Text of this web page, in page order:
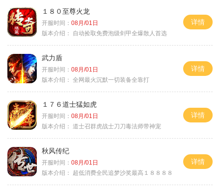
１８０至尊火龙
开服时间： 08月/01日
版本介绍：
自动捡取免费泡级剑甲全爆散人首选
详情
武力盾
开服时间： 08月/01日
版本介绍： 全网最火沉默一切装备全靠打
详情
１７６道士猛如虎
开服时间： 08月/01日
版本介绍： 道士召群虎战士刀刀毒法师带神宠
详情
秋风传纪
开服时间： 08月/01日
版本介绍：
超低消费全民追梦沙奖最高１８８８８
详情